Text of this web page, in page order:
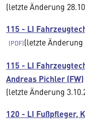
(letzte Änderung
115 - LI
(letzte Änderung
115 - LI
Andreas Pichler (FW)
(letzte Änderung
120 - LI Fußpfleger,